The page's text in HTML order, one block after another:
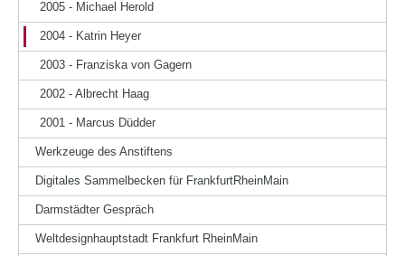
2005 - Michael Herold
2004 - Katrin Heyer
2003 - Franziska von Gagern
2002 - Albrecht Haag
2001 - Marcus Düdder
Werkzeuge des Anstiftens
Digitales Sammelbecken für FrankfurtRheinMain
Darmstädter Gespräch
Weltdesignhauptstadt Frankfurt RheinMain